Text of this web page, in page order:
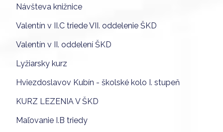
Návšteva knižnice
Valentín v II.C triede VII. oddelenie ŠKD
Valentín v II. oddelení ŠKD
Lyžiarsky kurz
Hviezdoslavov Kubín - školské kolo I. stupeň
KURZ LEZENIA V ŠKD
Maľovanie I.B triedy